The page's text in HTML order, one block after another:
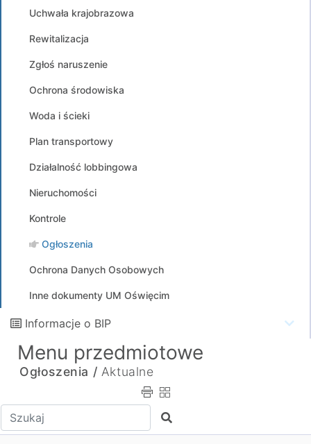
Uchwała krajobrazowa
Rewitalizacja
Zgłoś naruszenie
Ochrona środowiska
Woda i ścieki
Plan transportowy
Działalność lobbingowa
Nieruchomości
Kontrole
Ogłoszenia
Ochrona Danych Osobowych
Inne dokumenty UM Oświęcim
Informacje o BIP
Menu przedmiotowe
Ogłoszenia / Aktualne
Wpisz tekst do wyszukania Szukaj